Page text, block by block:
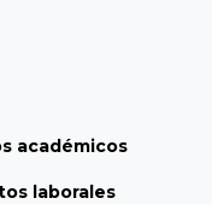
académicos
laborales